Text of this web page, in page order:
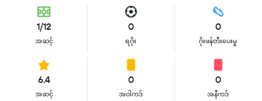
1/12
အဆင့်
0
ရဂိုး
0
ဂိုးဖန်တီးပေးမှု
6.4
အဆင့်
0
အဝါကဒ်
0
အနီကဒ်